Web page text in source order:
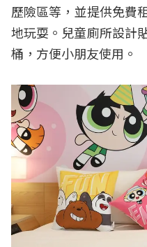
歷險區等，並提供免費
地玩耍。兒童廁所設計
桶，方便小朋友使用。